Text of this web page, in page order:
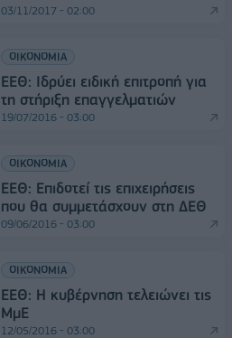
03/11/2017 - 02:00
ΟΙΚΟΝΟΜΙΑ
ΕΕΘ: Ιδρύει ειδική επιτροπή για
τη στήριξη επαγγελματιών
19/07/2016 - 03:00
ΟΙΚΟΝΟΜΙΑ
ΕΕΘ: Επιδοτεί τις επιχειρήσεις
που θα συμμετάσχουν στη ΔΕΘ
09/06/2016 - 03:00
ΟΙΚΟΝΟΜΙΑ
ΕΕΘ: Η κυβέρνηση τελειώνει τις
ΜμΕ
12/05/2016 - 03:00